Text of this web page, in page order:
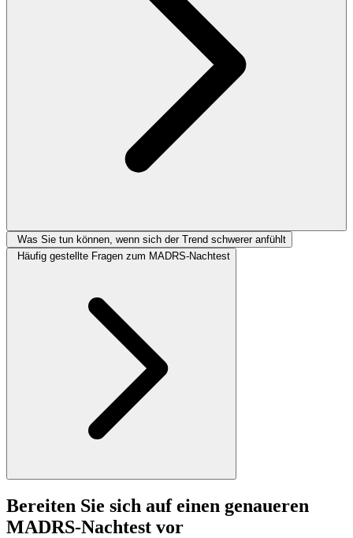
Was Sie tun können, wenn sich der Trend schwerer anfühlt
Häufig gestellte Fragen zum MADRS-Nachtest
Bereiten Sie sich auf einen genaueren
MADRS-Nachtest vor